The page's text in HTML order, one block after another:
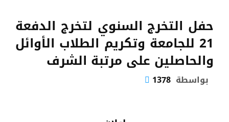
حفل التخرج السنوي لتخرج الدفعة
21 للجامعة وتكريم الطلاب الأوائل
والحاصلين على مرتبة الشرف
بواسطة 1378